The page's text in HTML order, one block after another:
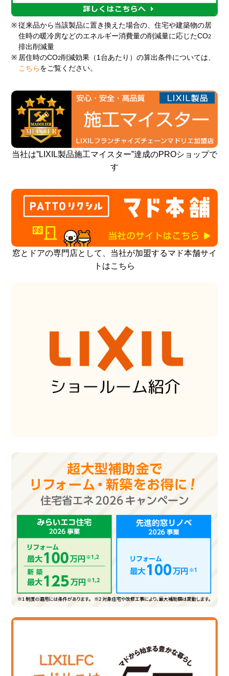
※ 従来品から当該製品に置き換えた場合の、住宅や建築物の居
住時の暖冷房などのエネルギー消費量の削減量に応じたCO2
排出削減量
※ 居住時のCO2削減効果（1台あたり）の算出条件については、
こちら をご覧ください。
当社は”LIXIL製品施工マイスター”達成のPROショップで
す
窓とドアの専門店として、当社が加盟するマド本舗サイ
トはこちら